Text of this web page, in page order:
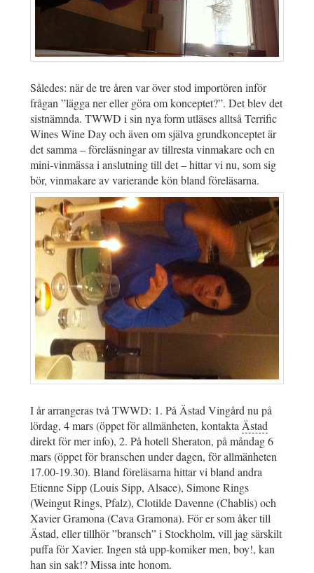
Således: när de tre åren var över stod importören inför
frågan ”lägga ner eller göra om konceptet?”. Det blev det
sistnämnda. TWWD i sin nya form utläses alltså Terrific
Wines Wine Day och även om själva grundkonceptet är
det samma – föreläsningar av tillresta vinmakare och en
mini-vinmässa i anslutning till det – hittar vi nu, som sig
bör, vinmakare av varierande kön bland föreläsarna.
I år arrangeras två TWWD: 1. På Ästad Vingård nu på
lördag, 4 mars (öppet för allmänheten, kontakta Ästad
direkt för mer info), 2. På hotell Sheraton, på måndag 6
mars (öppet för branschen under dagen, för allmänheten
17.00-19.30). Bland föreläsarna hittar vi bland andra
Etienne Sipp (Louis Sipp, Alsace), Simone Rings
(Weingut Rings, Pfalz), Clotilde Davenne (Chablis) och
Xavier Gramona (Cava Gramona). För er som åker till
Ästad, eller tillhör ”bransch” i Stockholm, vill jag särskilt
puffa för Xavier. Ingen stå upp-komiker men, boy!, kan
han sin sak!? Missa inte honom.